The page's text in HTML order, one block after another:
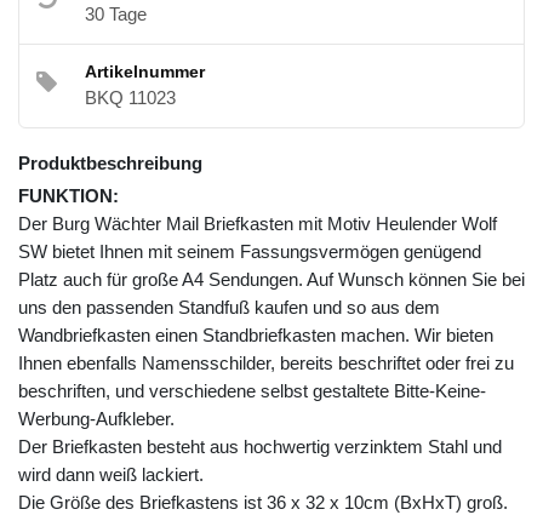
30 Tage
Artikelnummer
BKQ 11023
Produktbeschreibung
FUNKTION:
Der Burg Wächter Mail Briefkasten mit Motiv Heulender Wolf
SW bietet Ihnen mit seinem Fassungsvermögen genügend
Platz auch für große A4 Sendungen. Auf Wunsch können Sie bei
uns den passenden Standfuß kaufen und so aus dem
Wandbriefkasten einen Standbriefkasten machen. Wir bieten
Ihnen ebenfalls Namensschilder, bereits beschriftet oder frei zu
beschriften, und verschiedene selbst gestaltete Bitte-Keine-
Werbung-Aufkleber.
Der Briefkasten besteht aus hochwertig verzinktem Stahl und
wird dann weiß lackiert.
Die Größe des Briefkastens ist 36 x 32 x 10cm (BxHxT) groß.